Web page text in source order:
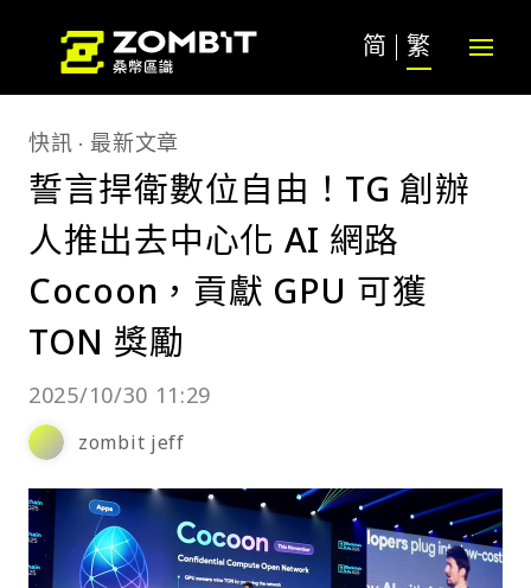
简 繁
快訊 最新文章
誓言捍衛數位自由！TG 創辦
人推出去中心化 AI 網路
Cocoon，貢獻 GPU 可獲
TON 獎勵
2025/10/30 11:29
zombit jeff